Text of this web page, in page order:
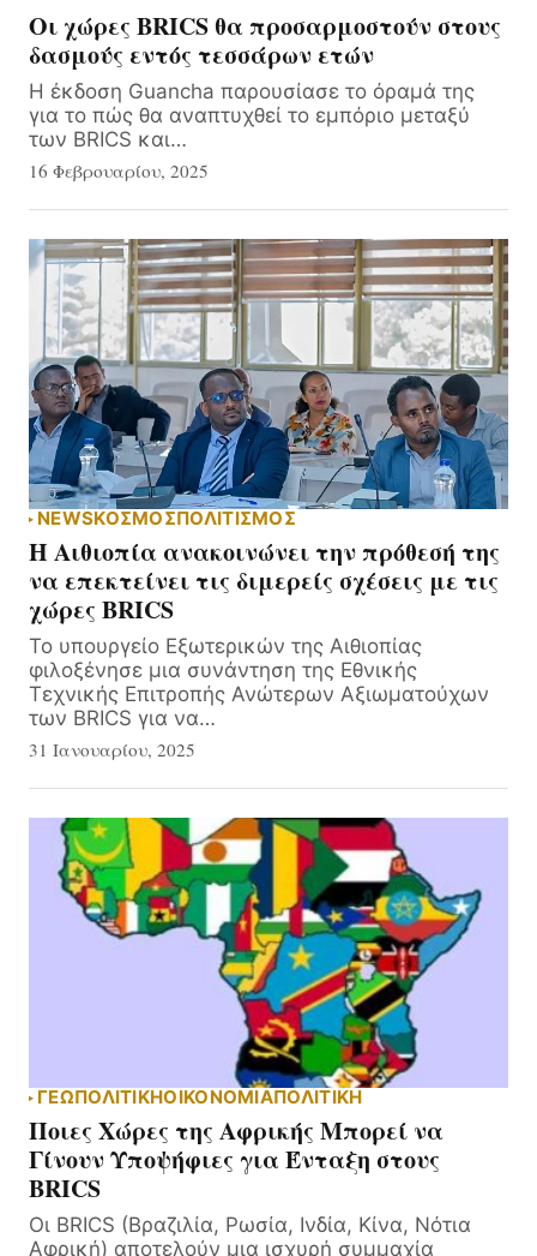
Οι χώρες BRICS θα προσαρμοστούν στους
δασμούς εντός τεσσάρων ετών
Η έκδοση Guancha παρουσίασε το όραμά της
για το πώς θα αναπτυχθεί το εμπόριο μεταξύ
των BRICS και…
16 Φεβρουαρίου, 2025
NEWSΚΟΣΜΟΣΠΟΛΙΤΙΣΜΟΣ
Η Αιθιοπία ανακοινώνει την πρόθεσή της
να επεκτείνει τις διμερείς σχέσεις με τις
χώρες BRICS
Το υπουργείο Εξωτερικών της Αιθιοπίας
φιλοξένησε μια συνάντηση της Εθνικής
Τεχνικής Επιτροπής Ανώτερων Αξιωματούχων
των BRICS για να…
31 Ιανουαρίου, 2025
ΓΕΩΠΟΛΙΤΙΚΗΟΙΚΟΝΟΜΙΑΠΟΛΙΤΙΚΗ
Ποιες Χώρες της Αφρικής Μπορεί να
Γίνουν Υποψήφιες για Ένταξη στους
BRICS
Οι BRICS (Βραζιλία, Ρωσία, Ινδία, Κίνα, Νότια
Αφρική) αποτελούν μια ισχυρή συμμαχία